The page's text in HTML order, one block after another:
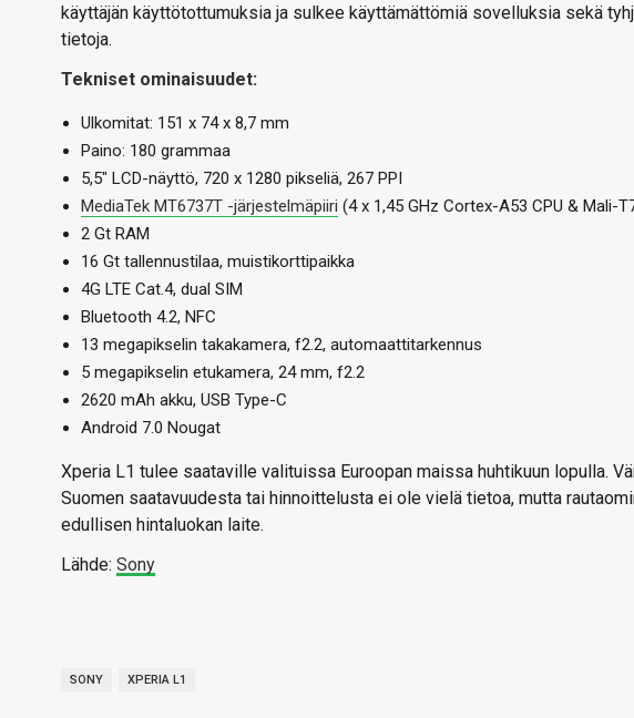
käyttäjän käyttötottumuksia ja sulkee käyttämättömiä sovelluksia sekä
tietoja.
Tekniset ominaisuudet:
Ulkomitat: 151 x 74 x 8,7 mm
Paino: 180 grammaa
5,5″ LCD-näyttö, 720 x 1280 pikseliä, 267 PPI
MediaTek MT6737T -järjestelmäpiiri (4 x 1,45 GHz Cortex-A53 CPU & Mali-
2 Gt RAM
16 Gt tallennustilaa, muistikorttipaikka
4G LTE Cat.4, dual SIM
Bluetooth 4.2, NFC
13 megapikselin takakamera, f2.2, automaattitarkennus
5 megapikselin etukamera, 24 mm, f2.2
2620 mAh akku, USB Type-C
Android 7.0 Nougat
Xperia L1 tulee saataville valituissa Euroopan maissa huhtikuun lopulla.
Suomen saatavuudesta tai hinnoittelusta ei ole vielä tietoa, mutta
edullisen hintaluokan laite.
Lähde: Sony
SONY XPERIA L1